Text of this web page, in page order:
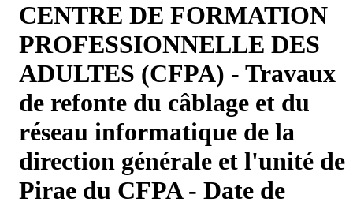
CENTRE DE FORMATION
PROFESSIONNELLE DES
ADULTES (CFPA) - Travaux
de refonte du câblage et du
réseau informatique de la
direction générale et l'unité de
Pirae du CFPA - Date de